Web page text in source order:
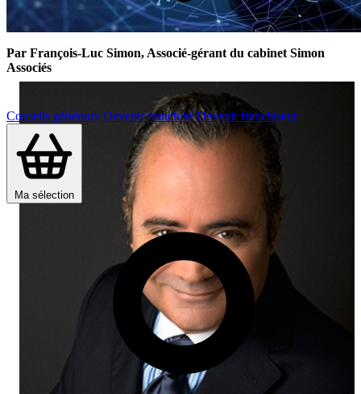
Conseils généraux Devenir franchiséDevenir franchiseur
Ma sélection
Par François-Luc Simon, Associé-gérant du cabinet Simon
Associés